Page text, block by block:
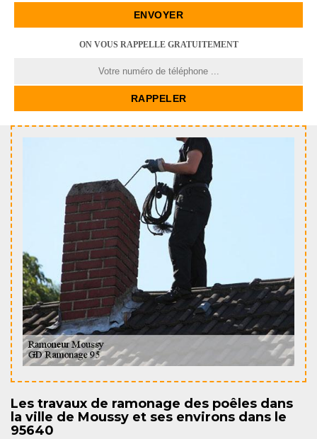
ON VOUS RAPPELLE GRATUITEMENT
Les travaux de ramonage des poêles dans
la ville de Moussy et ses environs dans le
95640